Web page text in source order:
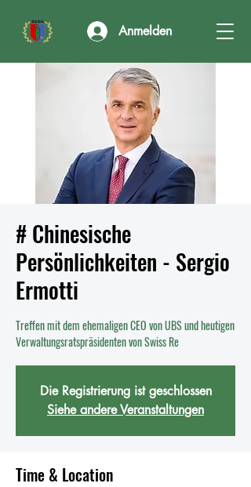
Anmelden
# Chinesische
Persönlichkeiten - Sergio
Ermotti
Treffen mit dem ehemaligen CEO von UBS und heutigen
Verwaltungsratspräsidenten von Swiss Re
Die Registrierung ist geschlossen
Siehe andere Veranstaltungen
Time & Location